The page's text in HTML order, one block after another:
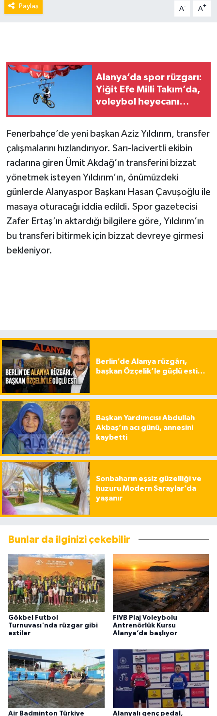
Paylaş A- A+
Alanya’da spor rüzgarı:
Yiğit Efe Milli Takım’da,
voleybol heyecanı
Fenerbahçe’de yeni başkan Aziz Yıldırım, transfer
çalışmalarını hızlandırıyor. Sarı-lacivertli ekibin
radarına giren Ümit Akdağ’ın transferini bizzat
yönetmek isteyen Yıldırım’ın, önümüzdeki
günlerde Alanyaspor Başkanı Hasan Çavuşoğlu ile
masaya oturacağı iddia edildi. Spor gazetecisi
Zafer Ertaş’ın aktardığı bilgilere göre, Yıldırım’ın
bu transferi bitirmek için bizzat devreye girmesi
bekleniyor.
Berlin’de Alanya rüzgârı,
başkan Özçelik’le güçlü esti…
Başkan Yardımcısı Abdullah
Akbaş’ın acı günü, annesini
kaybetti
Sonbaharın eşsiz güzelliği ve
huzuru Modern Saraylar’da
yaşanır
Bunlar da ilginizi çekebilir
Gökbel Futbol
Turnuvası'nda rüzgar gibi
estiler
FIVB Plaj Voleybolu
Antrenörlük Kursu
Alanya’da başlıyor
Air Badminton Türkiye Alanyalı genç pedal,